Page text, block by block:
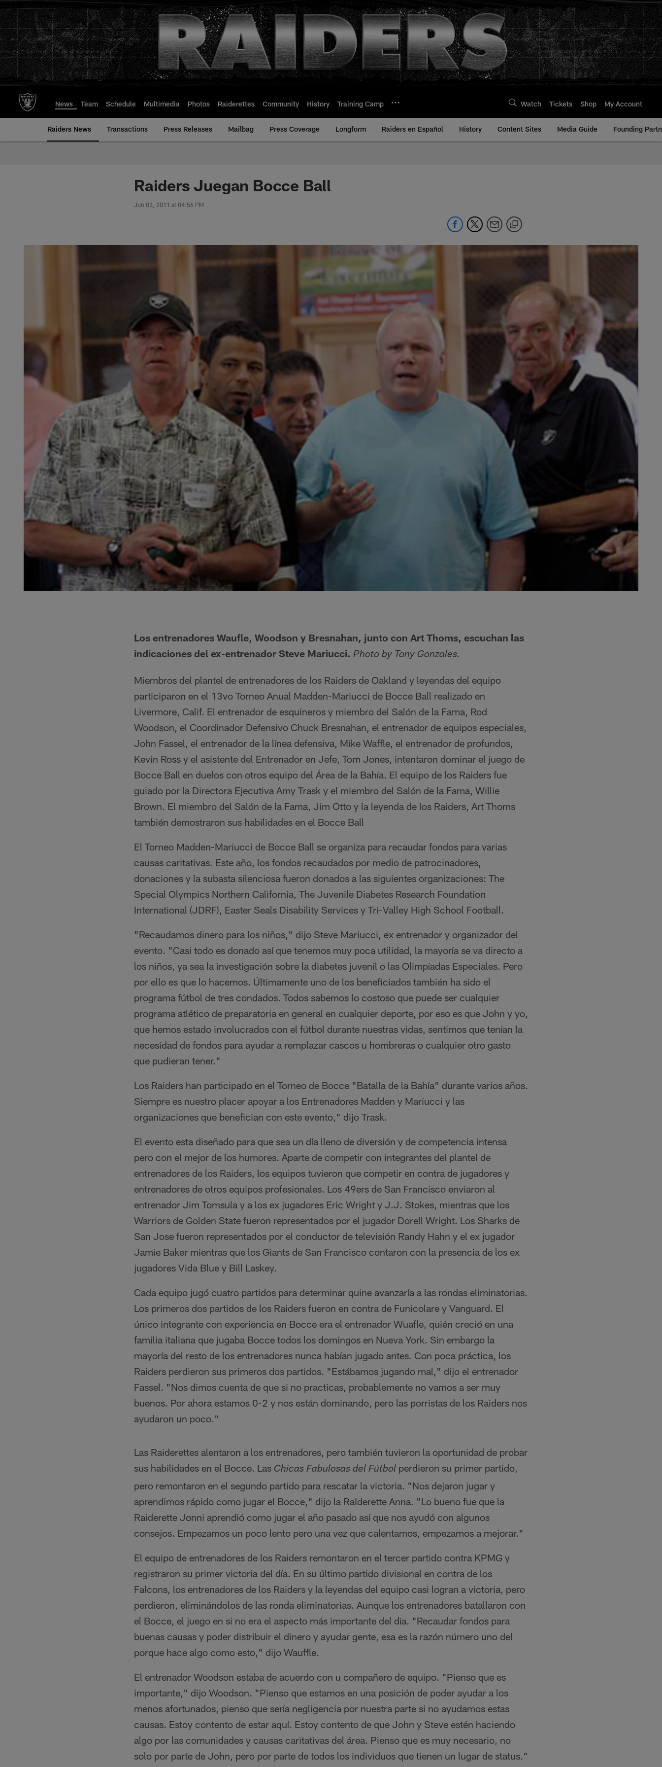
to
main
content
News Team Schedule Multimedia Photos Raiderettes Community History Training Camp Watch Tickets Shop My Account
Raiders News Transactions Press Releases Mailbag Press Coverage Longform Raiders en Español History Content Sites Media Guide Founding
Raiders Juegan Bocce Ball
Jun 03, 2011 at 04:56 PM
Los entrenadores Waufle, Woodson y Bresnahan, junto con Art Thoms, escuchan las
indicaciones del ex-entrenador Steve Mariucci. Photo by Tony Gonzales.
Miembros del plantel de entrenadores de los Raiders de Oakland y leyendas del equipo
participaron en el 13vo Torneo Anual Madden-Mariucci de Bocce Ball realizado en
Livermore, Calif. El entrenador de esquineros y miembro del Salón de la Fama, Rod
Woodson, el Coordinador Defensivo Chuck Bresnahan, el entrenador de equipos especiales,
John Fassel, el entrenador de la línea defensiva, Mike Waffle, el entrenador de profundos,
Kevin Ross y el asistente del Entrenador en Jefe, Tom Jones, intentaron dominar el juego de
Bocce Ball en duelos con otros equipo del Área de la Bahía. El equipo de los Raiders fue
guiado por la Directora Ejecutiva Amy Trask y el miembro del Salón de la Fama, Willie
Brown. El miembro del Salón de la Fama, Jim Otto y la leyenda de los Raiders, Art Thoms
también demostraron sus habilidades en el Bocce Ball
El Torneo Madden-Mariucci de Bocce Ball se organiza para recaudar fondos para varias
causas caritativas. Este año, los fondos recaudados por medio de patrocinadores,
donaciones y la subasta silenciosa fueron donados a las siguientes organizaciones: The
Special Olympics Northern California, The Juvenile Diabetes Research Foundation
International (JDRF), Easter Seals Disability Services y Tri-Valley High School Football.
"Recaudamos dinero para los niños," dijo Steve Mariucci, ex entrenador y organizador del
evento. "Casi todo es donado así que tenemos muy poca utilidad, la mayoría se va directo a
los niños, ya sea la investigación sobre la diabetes juvenil o las Olimpíadas Especiales. Pero
por ello es que lo hacemos. Últimamente uno de los beneficiados también ha sido el
programa fútbol de tres condados. Todos sabemos lo costoso que puede ser cualquier
programa atlético de preparatoria en general en cualquier deporte, por eso es que John y yo,
que hemos estado involucrados con el fútbol durante nuestras vidas, sentimos que tenían la
necesidad de fondos para ayudar a remplazar cascos u hombreras o cualquier otro gasto
que pudieran tener."
Los Raiders han participado en el Torneo de Bocce "Batalla de la Bahía" durante varios años.
Siempre es nuestro placer apoyar a los Entrenadores Madden y Mariucci y las
organizaciones que benefician con este evento," dijo Trask.
El evento esta diseñado para que sea un día lleno de diversión y de competencia intensa
pero con el mejor de los humores. Aparte de competir con integrantes del plantel de
entrenadores de los Raiders, los equipos tuvieron que competir en contra de jugadores y
entrenadores de otros equipos profesionales. Los 49ers de San Francisco enviaron al
entrenador Jim Tomsula y a los ex jugadores Eric Wright y J.J. Stokes, mientras que los
Warriors de Golden State fueron representados por el jugador Dorell Wright. Los Sharks de
San Jose fueron representados por el conductor de televisión Randy Hahn y el ex jugador
Jamie Baker mientras que los Giants de San Francisco contaron con la presencia de los ex
jugadores Vida Blue y Bill Laskey.
Cada equipo jugó cuatro partidos para determinar quine avanzaría a las rondas eliminatorias.
Los primeros dos partidos de los Raiders fueron en contra de Funicolare y Vanguard. El
único integrante con experiencia en Bocce era el entrenador Wuafle, quién creció en una
familia italiana que jugaba Bocce todos los domingos en Nueva York. Sin embargo la
mayoría del resto de los entrenadores nunca habían jugado antes. Con poca práctica, los
Raiders perdieron sus primeros dos partidos. "Estábamos jugando mal," dijo el entrenador
Fassel. "Nos dimos cuenta de que si no practicas, probablemente no vamos a ser muy
buenos. Por ahora estamos 0-2 y nos están dominando, pero las porristas de los Raiders nos
ayudaron un poco."
Las Raiderettes alentaron a los entrenadores, pero también tuvieron la oportunidad de probar
sus habilidades en el Bocce. Las Chicas Fabulosas del Fútbol perdieron su primer partido,
pero remontaron en el segundo partido para rescatar la victoria. "Nos dejaron jugar y
aprendimos rápido como jugar el Bocce," dijo la RaIderette Anna. "Lo bueno fue que la
Raiderette Jonni aprendió como jugar el año pasado así que nos ayudó con algunos
consejos. Empezamos un poco lento pero una vez que calentamos, empezamos a mejorar."
El equipo de entrenadores de los Raiders remontaron en el tercer partido contra KPMG y
registraron su primer victoria del día. En su último partido divisional en contra de los
Falcons, los entrenadores de los Raiders y la leyendas del equipo casi logran a victoria, pero
perdieron, eliminándolos de las ronda eliminatorias. Aunque los entrenadores batallaron con
el Bocce, el juego en si no era el aspecto más importante del día. "Recaudar fondos para
buenas causas y poder distribuir el dinero y ayudar gente, esa es la razón número uno del
porque hace algo como esto," dijo Wauffle.
El entrenador Woodson estaba de acuerdo con u compañero de equipo. "Pienso que es
importante," dijo Woodson. "Pienso que estamos en una posición de poder ayudar a los
menos afortunados, pienso que sería negligencia por nuestra parte si no ayudamos estas
causas. Estoy contento de estar aquí. Estoy contento de que John y Steve estén haciendo
algo por las comunidades y causas caritativas del área. Pienso que es muy necesario, no
solo por parte de John, pero por parte de todos los individuos que tienen un lugar de status."